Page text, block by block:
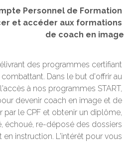
Personnel de Formation
et accéder aux formations
de coach en image
des programmes certifiant
Dans le but d'offrir au
à nos programmes START,
devenir coach en image et de
par le CPF et obtenir un diplôme,
échoué, re-déposé des dossiers
instruction. L'intérêt pour vous